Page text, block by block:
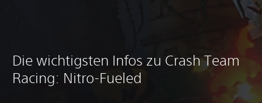
Die wichtigsten Infos zu Crash Team
Racing: Nitro-Fueled